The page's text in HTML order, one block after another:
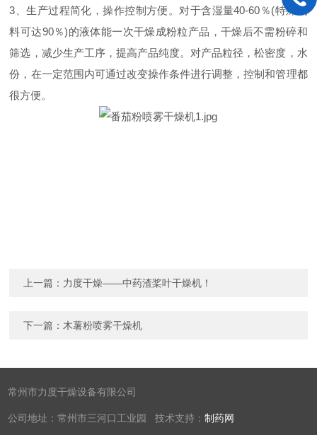
3、生产过程简化，操作控制方便。对于含湿量40-60％(特殊物
料可达90％)的液体能一次干燥成粉粒产品，干燥后不需粉碎和
筛选，减少生产工序，提高产品纯度。对产品粒径，松密度，水
份，在一定范围内可通过改变操作条件进行调整，控制和管理都
很方便。
上一篇： 力度干燥——中药渣桨叶干燥机！
下一篇： 木薯粉喷雾干燥机
常州市力度干燥设备有限公司
公司地址：常州市三河口工业园 技术支持：制药网